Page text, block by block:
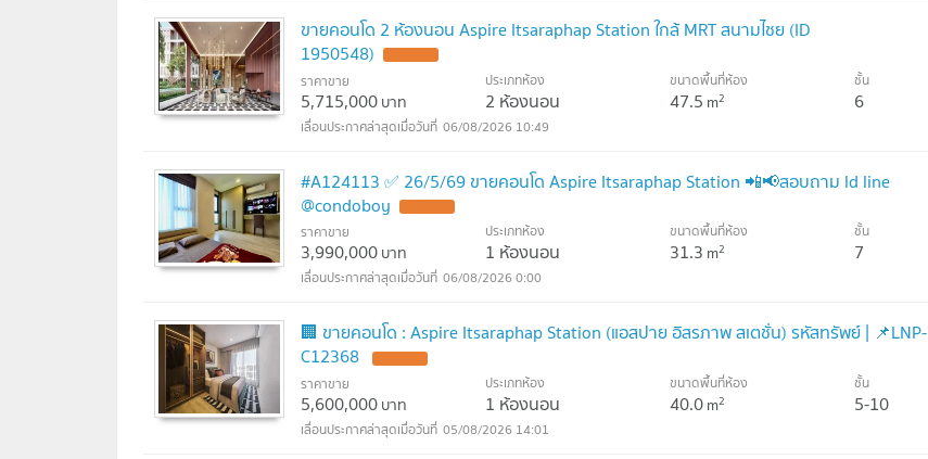
ขายคอนโด 2 ห้องนอน Aspire Itsaraphap Station ใกล้ MRT สนามไชย (ID
1950548)
ราคาขาย
5,715,000บาท
ประเภทห้อง
2 ห้องนอน
ขนาดพื้นที่ห้อง
47.5 m2
ชั้น
6
06/08/2026 10:49
#A124113 ✅ 26/5/69 ขายคอนโด Aspire Itsaraphap Station 📲📢สอบถาม ld line
@condoboy
ราคาขาย
3,990,000บาท
ประเภทห้อง
1 ห้องนอน
ขนาดพื้นที่ห้อง
31.3 m2
ชั้น
7
06/08/2026 0:00
🏢 ขายคอนโด : Aspire Itsaraphap Station (แอสปาย อิสรภาพ สเตชั่น) รหัสทรัพย์ | 📌LNP-
C12368
ราคาขาย
5,600,000บาท
ประเภทห้อง
1 ห้องนอน
ขนาดพื้นที่ห้อง
40.0m2
ชั้น
5-10
05/08/2026 14:01